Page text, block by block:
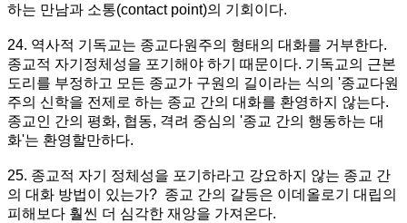
하는 만남과 소통(contact point)의 기회이다.
24. 역사적 기독교는 종교다원주의 형태의 대화를 거부한다.
종교적 자기정체성을 포기해야 하기 때문이다. 기독교의 근본
도리를 부정하고 모든 종교가 구원의 길이라는 식의 '종교다원
주의 신학을 전제로 하는 종교 간의 대화를 환영하지 않는다.
종교인 간의 평화, 협동, 격려 중심의 '종교 간의 행동하는 대
화'는 환영할만하다.
25. 종교적 자기 정체성을 포기하라고 강요하지 않는 종교 간
의 대화 방법이 있는가? 종교 간의 갈등은 이데올로기 대립의
피해보다 훨씬 더 심각한 재앙을 가져온다.